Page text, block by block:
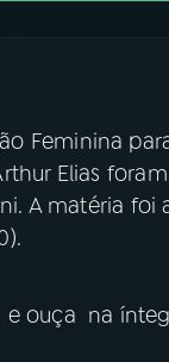
Feminina
Elias
A matéria
e ouça na